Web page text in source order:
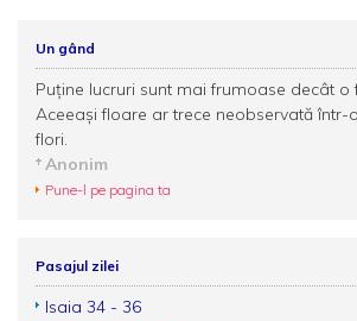
Un gând
Puţine lucruri sunt mai frumoase decât o
Aceeaşi floare ar trece neobservată într-
flori.
Anonim
Pune-l pe pagina ta
Pasajul zilei
Isaia 34 - 36